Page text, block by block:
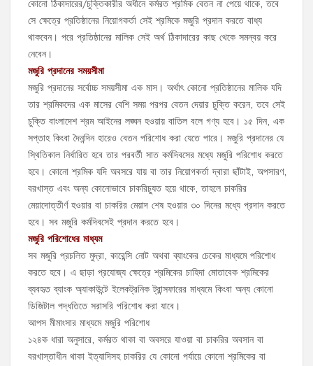
কোনো ঠিকাদারের/চুক্তিকারীর অধীনে কর্মরত শ্রমিক বেতন না পেয়ে থাকে, তবে
সে ক্ষেত্রে প্রতিষ্ঠানের নিয়োগকর্তা সেই শ্রমিকে মজুরি প্রদান করতে বাধ্য
থাকবেন। পরে প্রতিষ্ঠানের মালিক সেই অর্থ ঠিকাদারের কাছ থেকে সমন্বয় করে
নেবেন।
মজুরি প্রদানের সময়সীমা
মজুরি প্রদানের সর্বোচ্চ সময়সীমা এক মাস। অর্থাৎ কোনো প্রতিষ্ঠানের মালিক যদি
তার শ্রমিকদের এক মাসের বেশি সময় পরপর বেতন দেয়ার চুক্তি করেন, তবে সেই
চুক্তি বাংলাদেশ শ্রম আইনের লঙ্ঘন হওয়ায় বাতিল বলে গণ্য হবে। ১৫ দিন, এক
সপ্তাহ কিংবা দৈনন্দিন হারেও বেতন পরিশোধ করা যেতে পারে। মজুরি প্রদানের যে
স্থিতিকাল নির্ধারিত হবে তার পরবর্তী সাত কর্মদিবসের মধ্যে মজুরি পরিশোধ করতে
হবে। কোনো শ্রমিক যদি অবসরে যায় বা তার নিয়োগকর্তা দ্বারা ছাঁটাই, অপসারণ,
বরখাস্ত এবং অন্য কোনোভাবে চাকরিচ্যুত হয়ে থাকে, তাহলে চাকরির
মেয়াদোত্তীর্ণ হওয়ার বা চাকরির মেয়াদ শেষ হওয়ার ৩০ দিনের মধ্যে প্রদান করতে
হবে। সব মজুরি কর্মদিবসেই প্রদান করতে হবে।
মজুরি পরিশোধের মাধ্যম
সব মজুরি প্রচলিত মুদ্রা, কারেন্সি নোট অথবা ব্যাংকের চেকের মাধ্যমে পরিশোধ
করতে হবে। এ ছাড়া প্রযোজ্য ক্ষেত্রে শ্রমিকের চাহিদা মোতাবেক শ্রমিকের
ব্যবহৃত ব্যাংক অ্যাকাউন্টে ইলেকট্রনিক ট্রান্সফারের মাধ্যমে কিংবা অন্য কোনো
ডিজিটাল পদ্ধতিতে সরাসরি পরিশোধ করা যাবে।
আপস মীমাংসার মাধ্যমে মজুরি পরিশোধ
১২৪ক ধারা অনুসারে, কর্মরত থাকা বা অবসরে যাওয়া বা চাকরির অবসান বা
বরখাস্তাধীন থাকা ইত্যাদিসহ চাকরির যে কোনো পর্যায়ে কোনো শ্রমিকের বা